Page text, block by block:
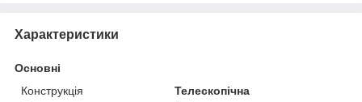
Характеристики
Основні
Конструкція
Телескопічна